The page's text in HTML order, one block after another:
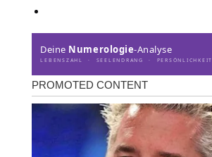
Deine Numerologie-Analyse
LEBENSZAHL · SEELENDRANG · PERSÖNLICHKEIT